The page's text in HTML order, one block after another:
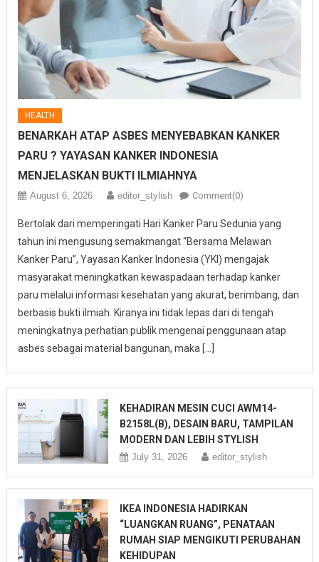
HEALTH
BENARKAH ATAP ASBES MENYEBABKAN KANKER
PARU ? YAYASAN KANKER INDONESIA
MENJELASKAN BUKTI ILMIAHNYA
August 6, 2026 editor_stylish Comment(0)
Bertolak dari memperingati Hari Kanker Paru Sedunia yang
tahun ini mengusung semakmangat “Bersama Melawan
Kanker Paru”, Yayasan Kanker Indonesia (YKI) mengajak
masyarakat meningkatkan kewaspadaan terhadap kanker
paru melalui informasi kesehatan yang akurat, berimbang, dan
berbasis bukti ilmiah. Kiranya ini tidak lepas dari di tengah
meningkatnya perhatian publik mengenai penggunaan atap
asbes sebagai material bangunan, maka […]
KEHADIRAN MESIN CUCI AWM14-
B2158L(B), DESAIN BARU, TAMPILAN
MODERN DAN LEBIH STYLISH
July 31, 2026 editor_stylish
IKEA INDONESIA HADIRKAN
“LUANGKAN RUANG”, PENATAAN
RUMAH SIAP MENGIKUTI PERUBAHAN
KEHIDUPAN